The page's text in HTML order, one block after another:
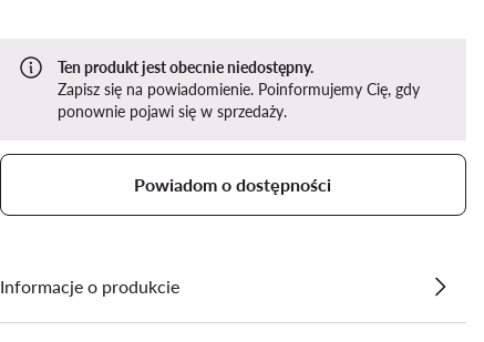
Ten produkt jest obecnie niedostępny.
Zapisz się na powiadomienie. Poinformujemy Cię, gdy
ponownie pojawi się w sprzedaży.
Powiadom o dostępności
Informacje o produkcie